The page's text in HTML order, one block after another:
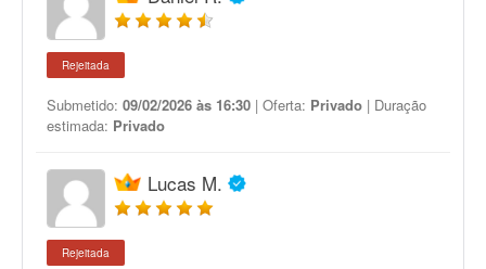
Rejeitada
Submetido: 09/02/2026 às 16:30 | Oferta: Privado | Duração
estimada: Privado
Lucas M.
Rejeitada